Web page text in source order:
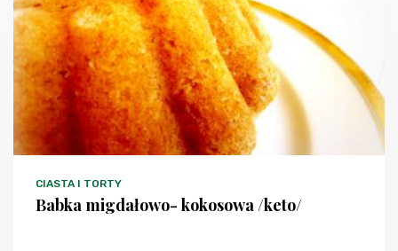
CIASTA I TORTY
Babka migdałowo- kokosowa /keto/